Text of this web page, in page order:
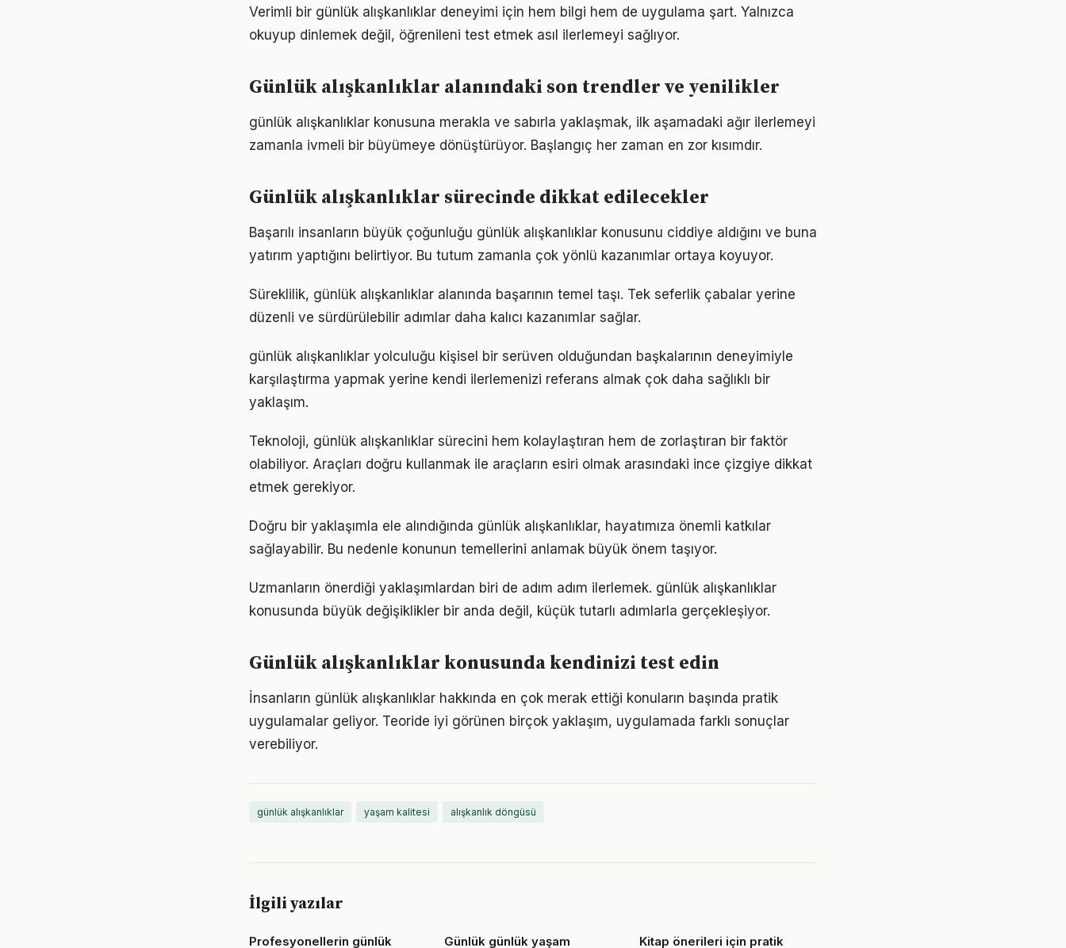
Verimli bir günlük alışkanlıklar deneyimi için hem bilgi hem de uygulama şart. Yalnızca
okuyup dinlemek değil, öğrenileni test etmek asıl ilerlemeyi sağlıyor.
Günlük alışkanlıklar alanındaki son trendler ve yenilikler
günlük alışkanlıklar konusuna merakla ve sabırla yaklaşmak, ilk aşamadaki ağır ilerlemeyi
zamanla ivmeli bir büyümeye dönüştürüyor. Başlangıç her zaman en zor kısımdır.
Günlük alışkanlıklar sürecinde dikkat edilecekler
Başarılı insanların büyük çoğunluğu günlük alışkanlıklar konusunu ciddiye aldığını ve buna
yatırım yaptığını belirtiyor. Bu tutum zamanla çok yönlü kazanımlar ortaya koyuyor.
Süreklilik, günlük alışkanlıklar alanında başarının temel taşı. Tek seferlik çabalar yerine
düzenli ve sürdürülebilir adımlar daha kalıcı kazanımlar sağlar.
günlük alışkanlıklar yolculuğu kişisel bir serüven olduğundan başkalarının deneyimiyle
karşılaştırma yapmak yerine kendi ilerlemenizi referans almak çok daha sağlıklı bir
yaklaşım.
Teknoloji, günlük alışkanlıklar sürecini hem kolaylaştıran hem de zorlaştıran bir faktör
olabiliyor. Araçları doğru kullanmak ile araçların esiri olmak arasındaki ince çizgiye dikkat
etmek gerekiyor.
Doğru bir yaklaşımla ele alındığında günlük alışkanlıklar, hayatımıza önemli katkılar
sağlayabilir. Bu nedenle konunun temellerini anlamak büyük önem taşıyor.
Uzmanların önerdiği yaklaşımlardan biri de adım adım ilerlemek. günlük alışkanlıklar
konusunda büyük değişiklikler bir anda değil, küçük tutarlı adımlarla gerçekleşiyor.
Günlük alışkanlıklar konusunda kendinizi test edin
İnsanların günlük alışkanlıklar hakkında en çok merak ettiği konuların başında pratik
uygulamalar geliyor. Teoride iyi görünen birçok yaklaşım, uygulamada farklı sonuçlar
verebiliyor.
günlük alışkanlıklar yaşam kalitesi alışkanlık döngüsü
İlgili yazılar
Profesyonellerin günlük Günlük günlük yaşam Kitap önerileri için pratik